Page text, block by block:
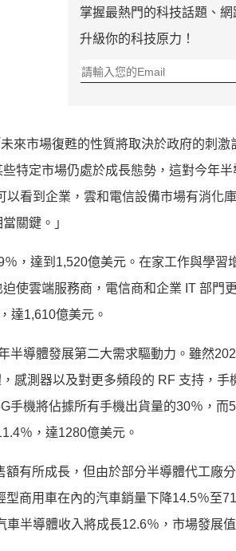
掌握最熱門的科技話題、網
升級你的科技原力！
來市場復甦的性質將取決於政府的刺
特定市場仍處於成長態勢，這對今年
看到企業，雲和電信設備市場有消化
關鍵。」
，達到1,520億美元。在家工作與學習
使雲端服務商，電信商和企業 IT 部門
達1,610億美元。
半導體發展第二大需求驅動力。雖然
感測器以及對更多頻段的 RF 支持，
手機將佔據所有手機出貨量的30％，而
％，達1280億美元。
有所成長，但由於部分半導體代工廠
商用車在內的汽車銷量下降14.5％至
半導體收入將成長12.6％，市場發展值